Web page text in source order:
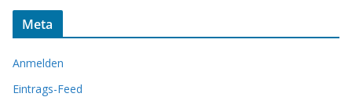
-
r
e
Meta
Anmelden
Eintrags-Feed